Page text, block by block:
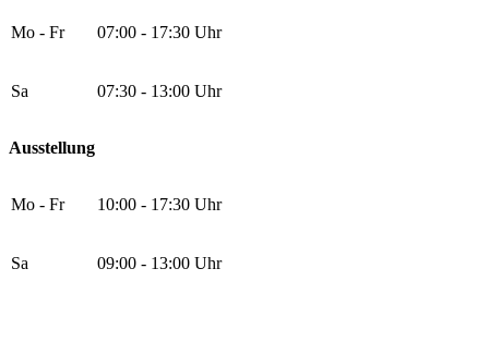
Mo - Fr 07:00 - 17:30 Uhr
Sa 07:30 - 13:00 Uhr
Ausstellung
Mo - Fr 10:00 - 17:30 Uhr
Sa 09:00 - 13:00 Uhr